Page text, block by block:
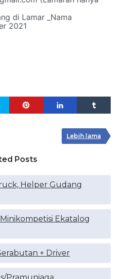
di Lamar _Nama
2021
Lebih lama
Posts
Helper Gudang
Ekatalog
+ Driver